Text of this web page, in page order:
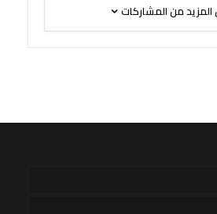
المزيد من المشاركات